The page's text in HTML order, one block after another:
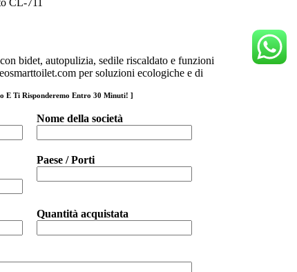
bidet, autopulizia, sedile riscaldato e funzioni
per soluzioni ecologiche e di
E Ti Risponderemo Entro 30 Minuti! ]
Nome della società
Paese / Porti
Quantità acquistata